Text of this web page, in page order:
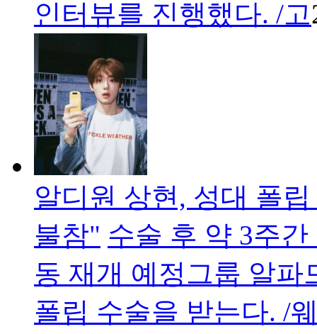
인터뷰를 진행했다. /고
알디원 상현, 성대 폴
불참" 수술 후 약 3주
동 재개 예정그룹 알파
폴립 수술을 받는다. /